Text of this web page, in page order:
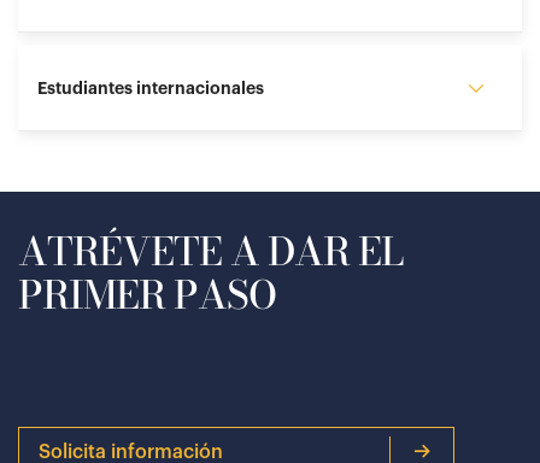
Estudiantes internacionales
ATRÉVETE A DAR EL
PRIMER PASO
Solicita información